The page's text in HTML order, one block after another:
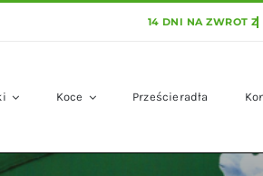
Koce Prześcieradła